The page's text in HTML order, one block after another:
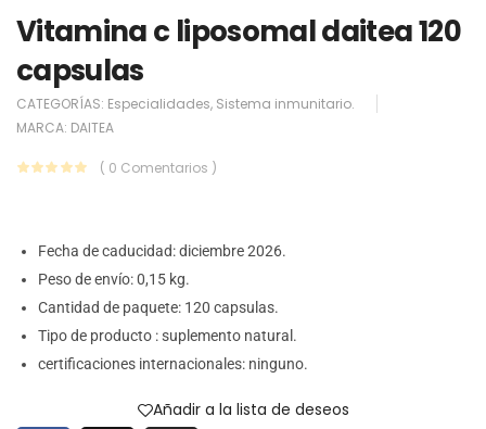
Vitamina c liposomal daitea 120
capsulas
CATEGORÍAS: Especialidades, Sistema inmunitario.
MARCA: DAITEA
( 0 Comentarios )
Fecha de caducidad: diciembre2026.
Peso de envío:0,15 kg.
Cantidad de paquete: 120 capsulas.
Tipo de producto : suplemento natural.
certificaciones internacionales: ninguno.
Añadir a la lista de deseos